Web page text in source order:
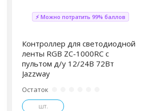
⚡ Можно потратить 99% баллов
Контроллер для светодиодной
ленты RGB ZC-1000RC с
пультом д/у 12/24В 72Вт
Jazzway
Остаток
шт.